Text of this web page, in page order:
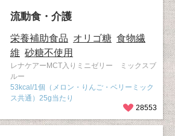
流動食・介護
栄養補助食品 オリゴ糖 食物繊
維 砂糖不使用
レナケアーMCT入りミニゼリー ミックスブ
ルー
53kcal/1個（メロン・りんご・ベリーミック
ス共通）25g当たり
28553